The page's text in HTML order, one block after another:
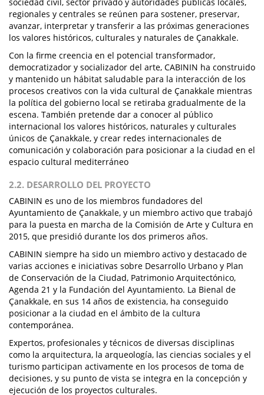
regionales y centrales se reúnen para sostener, preservar,
avanzar, interpretar y transferir a las próximas generaciones
los valores históricos, culturales y naturales de Çanakkale.
Con la firme creencia en el potencial transformador,
democratizador y socializador del arte, CABININ ha construido
y mantenido un hábitat saludable para la interacción de los
procesos creativos con la vida cultural de Çanakkale mientras
la política del gobierno local se retiraba gradualmente de la
escena. También pretende dar a conocer al público
internacional los valores históricos, naturales y culturales
únicos de Çanakkale, y crear redes internacionales de
comunicación y colaboración para posicionar a la ciudad en el
espacio cultural mediterráneo
2.2. DESARROLLO DEL PROYECTO
CABININ es uno de los miembros fundadores del
Ayuntamiento de Çanakkale, y un miembro activo que trabajó
para la puesta en marcha de la Comisión de Arte y Cultura en
2015, que presidió durante los dos primeros años.
CABININ siempre ha sido un miembro activo y destacado de
varias acciones e iniciativas sobre Desarrollo Urbano y Plan
de Conservación de la Ciudad, Patrimonio Arquitectónico,
Agenda 21 y la Fundación del Ayuntamiento. La Bienal de
Çanakkale, en sus 14 años de existencia, ha conseguido
posicionar a la ciudad en el ámbito de la cultura
contemporánea.
Expertos, profesionales y técnicos de diversas disciplinas
como la arquitectura, la arqueología, las ciencias sociales y el
turismo participan activamente en los procesos de toma de
decisiones, y su punto de vista se integra en la concepción y
ejecución de los proyectos culturales.